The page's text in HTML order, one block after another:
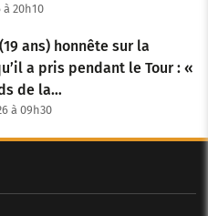
à 20h10
ans) honnête sur la
a pris pendant le Tour : «
de la…
à 09h30